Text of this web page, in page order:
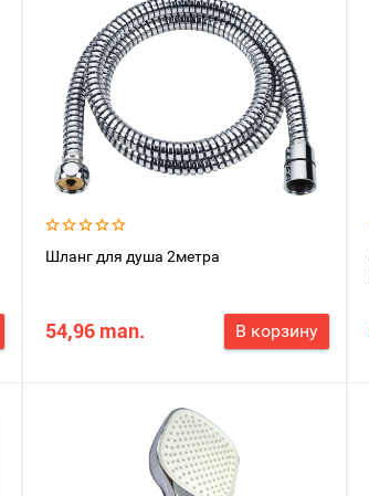
Шланг для душа 2метра
54,96 man. В корзину